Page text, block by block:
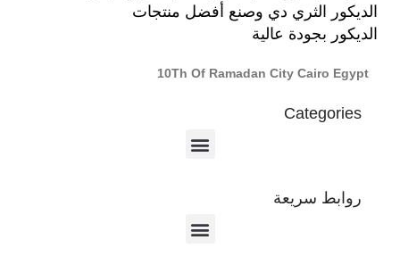
الديكور الثري دي وصنع أفضل منتجات
الديكور بجودة عالية
10Th Of Ramadan City Cairo Egypt
Categories
روابط سريعة